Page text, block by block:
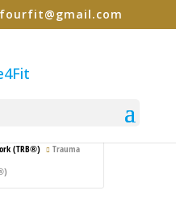
(TRB®)
Trauma